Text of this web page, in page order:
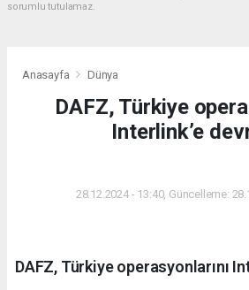
sorumlu tutulamaz.
Anasayfa Dünya
DAFZ, Türkiye
Interlink’e
28.12.2024 - 13:40, Güncelleme:
DAFZ, Türkiye operasyonlarını